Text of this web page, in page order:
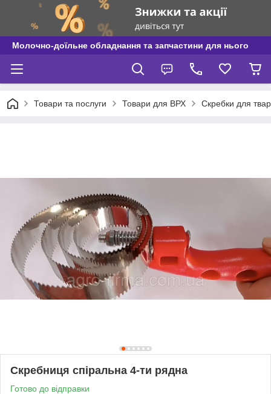
Молочно-доїльне обладнання та запчастини для нього
Товари та послуги Товари для ВРХ Скребки для
Скребниця спіральна 4-ти рядна
Готово до відправки